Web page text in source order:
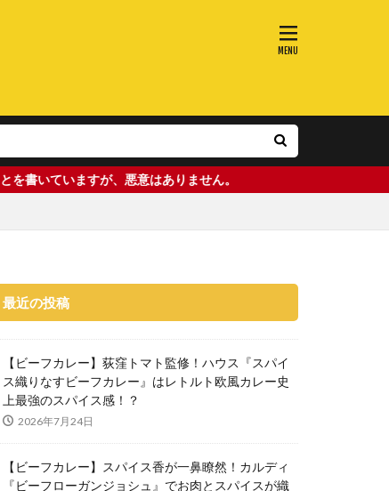
ますが、悪意はありません。
最近の投稿
【ビーフカレー】荻窪トマト監修！ハウス『スパイ
ス織りなすビーフカレー』はレトルト欧風カレー史
上最強のスパイス感！？
2026年7月24日
【ビーフカレー】スパイス香が一鼻瞭然！カルディ
『ビーフローガンジョシュ』でお肉とスパイスが織